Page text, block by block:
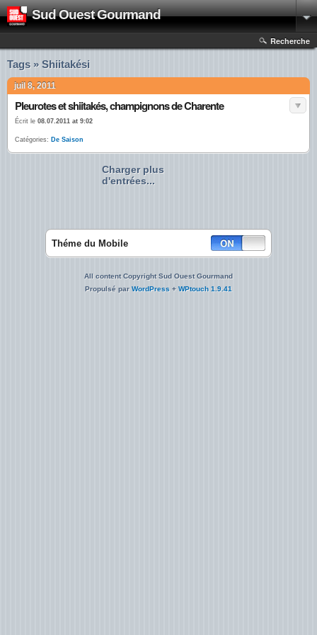
Sud Ouest Gourmand
Recherche
Tags » Shiitakési
juil 8, 2011
Pleurotes et shiitakés, champignons de Charente
Écrit le 08.07.2011 at 9:02
Catégories: De Saison
Charger plus
d'entrées...
Théme du Mobile
All content Copyright Sud Ouest Gourmand
Propulsé parWordPress + WPtouch 1.9.41